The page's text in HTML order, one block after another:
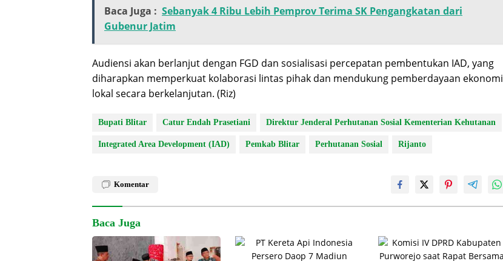
Baca Juga : Sebanyak 4 Ribu Lebih Pemprov Terima SK Pengangkatan dari
Gubenur Jatim
Audiensi akan berlanjut dengan FGD dan sosialisasi percepatan pembentukan IAD, yang
diharapkan memperkuat kolaborasi lintas pihak dan mendukung pemberdayaan ekonomi
lokal secara berkelanjutan. (Riz)
Bupati Blitar Catur Endah Prasetiani Direktur Jenderal Perhutanan Sosial Kementerian Kehutanan
Integrated Area Development (IAD) Pemkab Blitar Perhutanan Sosial Rijanto
Komentar
Baca Juga